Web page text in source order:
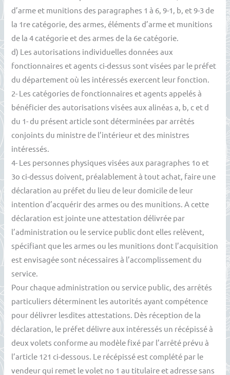
d’arme et munitions des paragraphes 1 à 6, 9-1, b, et 9-3 de
la 1re catégorie, des armes, éléments d’arme et munitions
de la 4 catégorie et des armes de la 6e catégorie.
d) Les autorisations individuelles données aux
fonctionnaires et agents ci-dessus sont visées par le préfet
du département où les intéressés exercent leur fonction.
2- Les catégories de fonctionnaires et agents appelés à
bénéficier des autorisations visées aux alinéas a, b, c et d
du 1- du présent article sont déterminées par arrêtés
conjoints du ministre de l’intérieur et des ministres
intéressés.
4- Les personnes physiques visées aux paragraphes 1o et
3o ci-dessus doivent, préalablement à tout achat, faire une
déclaration au préfet du lieu de leur domicile de leur
intention d’acquérir des armes ou des munitions. A cette
déclaration est jointe une attestation délivrée par
l’administration ou le service public dont elles relèvent,
spécifiant que les armes ou les munitions dont l’acquisition
est envisagée sont nécessaires à l’accomplissement du
service.
Pour chaque administration ou service public, des arrêtés
particuliers déterminent les autorités ayant compétence
pour délivrer lesdites attestations. Dès réception de la
déclaration, le préfet délivre aux intéressés un récépissé à
deux volets conforme au modèle fixé par l’arrêté prévu à
l’article 121 ci-dessous. Le récépissé est complété par le
vendeur qui remet le volet no 1 au titulaire et adresse sans